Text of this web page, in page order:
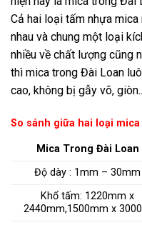
Cả hai loại tấm nhựa
nhau và chung một loại
nhiều về chất lượng cũng
thì mica trong Đài Loan
cao, không bị gẫy võ, giòn..
So sánh giữa hai loại
Mica Trong Đài Loan
Độ dày : 1mm – 30mm
Khổ tấm: 1220mm x
2440mm,1500mm x